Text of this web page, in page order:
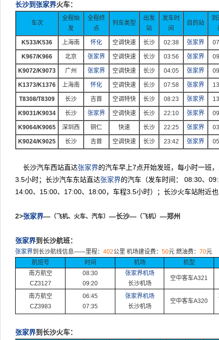
长沙到张家界火车：
车次
全程始
发
全程终
点
列车类型
出发
站
发车时
间
目的站
到
K533/K536 上海南 怀化 空调快速 长沙 02:38 张家界
K967/K966 北京 张家界 空调快速 长沙 03:56 张家界
K9072/K9073 广州 张家界 空调快速 长沙 04:05 张家界
K1373/K1376 上海南 怀化 空调快速 长沙 07:58 张家界
T8308/T8309 长沙 吉首 空调特快 长沙 08:23 张家界
K9031/K9034 长沙 张家界 空调快速 长沙 22:10 张家界
K9064/K9065 深圳西 铜仁 快速 长沙 22:25 张家界
K9024/K9025 长沙 吉首 空调快速 长沙 23:42 张家界
长沙汽车西站直达张家界的汽车早上7点开始发班，每小时一班
3.5小时；长沙汽车东站直达张家界的汽车（发车时间： 08:30、
14:00、 15:00、 17:00、 18:00，车程3.5小时）；长沙火车站附近
2>张家界— （飞机、火车、汽车） —长沙— （飞机） —郑州
张家界到长沙航班：
张家界到长沙航线信息——里程： 402公里 机场建设费： 50元 燃油费： 70元
航班号
时间 机场
机型
南方航空
CZ3127
08:30
09:20
张家界机场
长沙机场
空中客车A321
南方航空
CZ3983
06:45
07:35
张家界机场
长沙机场
空中客车A320
张家界到长沙火车：